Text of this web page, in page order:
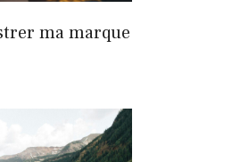
ma marque